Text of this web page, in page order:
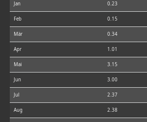
Jan 0.23
Feb 0.15
Mär 0.34
Apr 1.01
Mai 3.15
Jun 3.00
Jul 2.37
Aug 2.38